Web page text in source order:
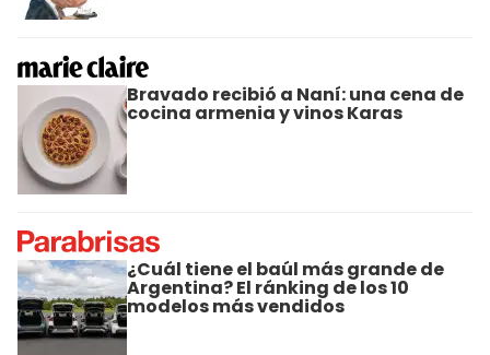
Bravado recibió a Naní: una cena de
cocina armenia y vinos Karas
¿Cuál tiene el baúl más grande de
Argentina? El ránking de los 10
modelos más vendidos